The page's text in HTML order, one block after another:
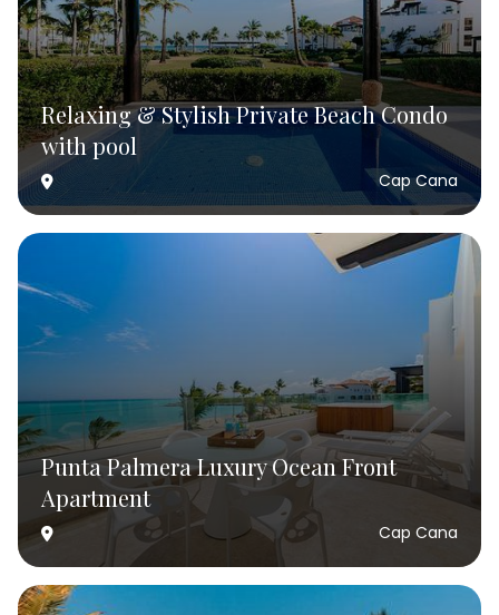
Relaxing & Stylish Private Beach Condo
with pool
Cap Cana
Punta Palmera Luxury Ocean Front
Apartment
Cap Cana